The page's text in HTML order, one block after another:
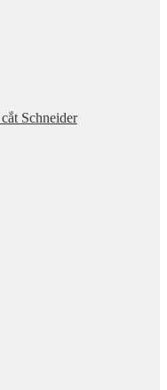
Schneider